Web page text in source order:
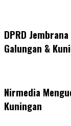
DPRD
Galungan &
Nirmedia
Kuningan